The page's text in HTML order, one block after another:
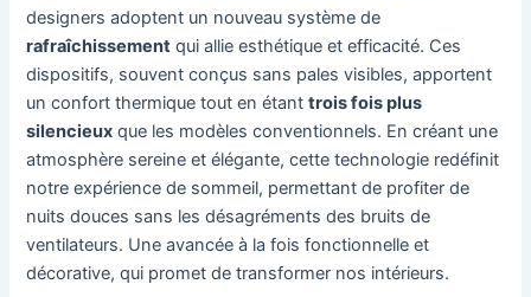
designers adoptent un nouveau système de
rafraîchissement qui allie esthétique et efficacité. Ces
dispositifs, souvent conçus sans pales visibles, apportent
un confort thermique tout en étanttrois fois plus
silencieux que les modèles conventionnels. En créant une
atmosphère sereine et élégante, cette technologie redéfinit
notre expérience de sommeil, permettant de profiter de
nuits douces sans les désagréments des bruits de
ventilateurs. Une avancée à la fois fonctionnelle et
décorative, qui promet de transformer nos intérieurs.